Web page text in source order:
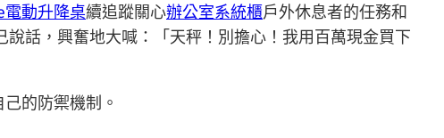
電動升降桌續追蹤關心辦公室系統櫃戶外休息者的任務和
話，興奮地大喊：「天秤！別擔心！我用百萬現金買下
的防禦機制。